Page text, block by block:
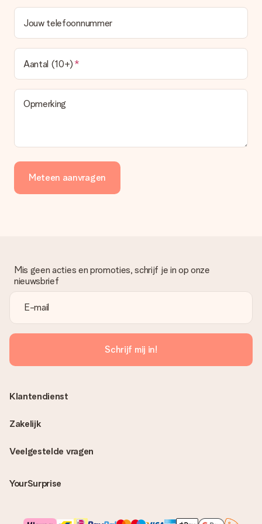
Jouw telefoonnummer
Aantal (10+)
Opmerking
Meteen aanvragen
Mis geen acties en promoties, schrijf je in op onze
nieuwsbrief
Schrijf mij in!
Veelgestelde vragen
YourSurprise
Klantendienst
Zakelijk